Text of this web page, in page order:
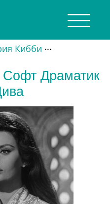
Кибби
Драматик